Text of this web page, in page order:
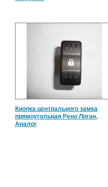
Кнопка центрального замка
прямоугольная Рено Логан,
Аналог